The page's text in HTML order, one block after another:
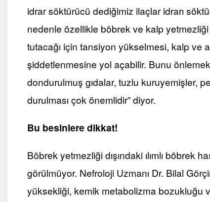
idrar söktürücü dediğimiz ilaçlar idrarı
nedenle özellikle böbrek ve kalp
tutacağı için tansiyon yükselmesi, kalp ve
şiddetlenmesine yol açabilir. Bunu
dondurulmuş gıdalar, tuzlu kuruyemişler,
durulması çok önemlidir” diyor.
Bu besinlere dikkat!
Böbrek yetmezliği dışındaki ılımlı böbrek
görülmüyor. Nefroloji Uzmanı Dr. Bilal
yüksekliği, kemik metabolizma bozukluğu